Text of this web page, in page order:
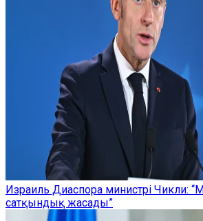
Израиль Диаспора министрі Чикли:
сатқындық жасады”